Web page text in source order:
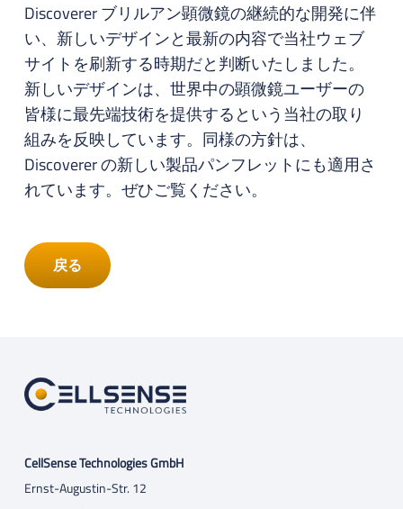
Discoverer ブリルアン顕微鏡の継続的な開発に伴
い、新しいデザインと最新の内容で当社ウェブ
サイトを刷新する時期だと判断いたしました。
新しいデザインは、世界中の顕微鏡ユーザーの
皆様に最先端技術を提供するという当社の取り
組みを反映しています。同様の方針は、
Discoverer の新しい製品パンフレットにも適用さ
れています。ぜひご覧ください。
戻る
CellSense Technologies GmbH
Ernst-Augustin-Str. 12